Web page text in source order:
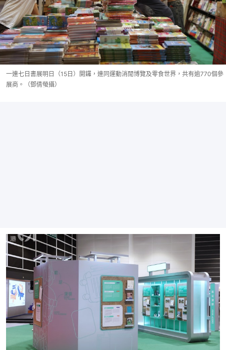
一連七日書展明日（15日）開鑼，連同運動消閒博覽及零食世界，共有逾770個參
展商。（鄧倩螢攝）